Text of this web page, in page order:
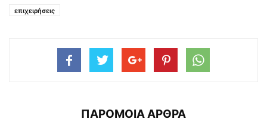
επιχειρήσεις
ΠΑΡΟΜΟΙΑ ΑΡΘΡΑ